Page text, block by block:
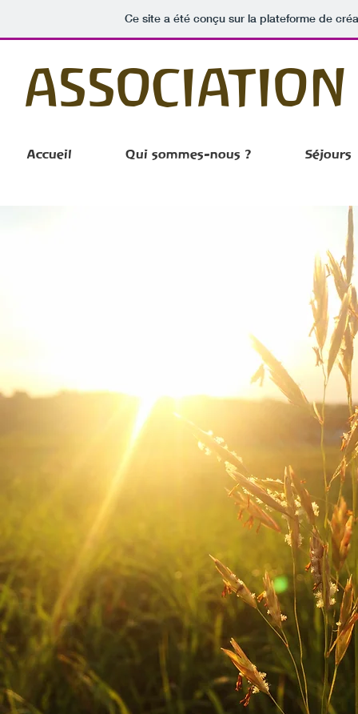
Ce site a été conçu sur la plateforme de
Accueil Qui sommes-nous ? Séjours